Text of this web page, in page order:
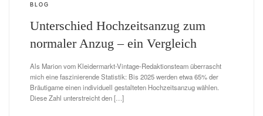
BLOG
Unterschied Hochzeitsanzug zum
normaler Anzug – ein Vergleich
Als Marion vom Kleidermarkt-Vintage-Redaktionsteam überrascht
mich eine faszinierende Statistik: Bis 2025 werden etwa 65% der
Bräutigame einen individuell gestalteten Hochzeitsanzug wählen.
Diese Zahl unterstreicht den […]